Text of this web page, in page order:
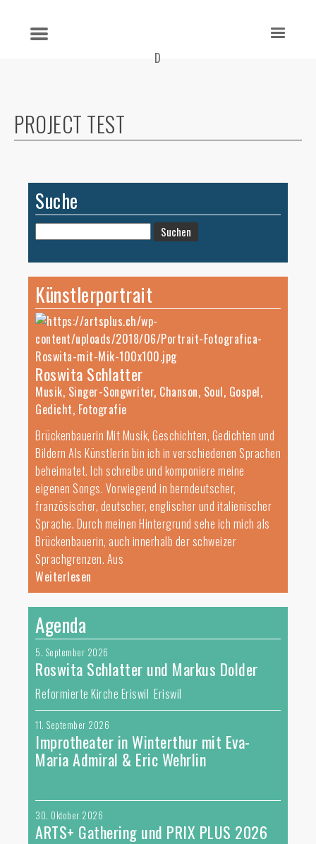
D
PROJECT TEST
Suche
Suchen
nach:
Künstlerportrait
Roswita Schlatter
Musik, Singer-Songwriter, Chanson, Soul, Gospel,
Gedicht, Fotografie
Brückenbauerin Mit Musik, Geschichten, Gedichten und
Bildern Als Künstlerin bin ich in verschiedenen Sprachen
beheimatet. Ich schreibe und komponiere meine
eigenen Songs. Vorwiegend in berndeutscher,
französischer, deutscher, englischer und italienischer
Sprache. Durch meinen Hintergrund sehe ich mich als
Brückenbauerin, auch innerhalb der schweizer
Sprachgrenzen. Aus
Weiterlesen
Agenda
5. September 2026
Roswita Schlatter und Markus Dolder
Reformierte Kirche Eriswil Eriswil
11. September 2026
Improtheater in Winterthur mit Eva-
Maria Admiral & Eric Wehrlin
30. Oktober 2026
ARTS+ Gathering und PRIX PLUS 2026